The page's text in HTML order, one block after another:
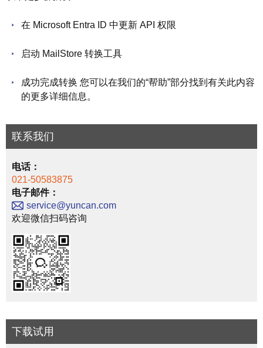
在 Microsoft Entra ID 中更新 API 权限
启动 MailStore 转换工具
成功完成转换 您可以在我们的“帮助”部分找到有关此内容
的更多详细信息。
联系我们
电话：
021-50583875
电子邮件：
service@yuncan.com
欢迎微信扫码咨询
下载试用